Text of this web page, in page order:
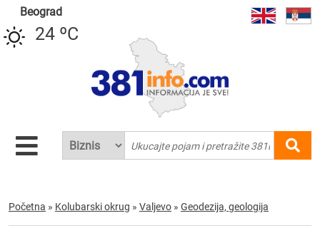
Beograd
24 ºC
Početna » Kolubarski okrug » Valjevo » Geodezija, geologija